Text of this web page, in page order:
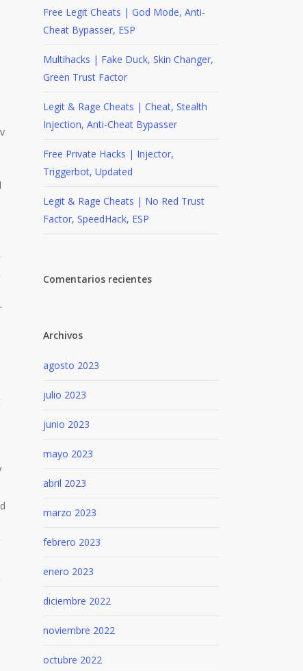
Free Legit Cheats | God Mode, Anti-
Cheat Bypasser, ESP
Multihacks | Fake Duck, Skin Changer,
Green Trust Factor
Legit & Rage Cheats | Cheat, Stealth
Injection, Anti-Cheat Bypasser
Free Private Hacks | Injector,
Triggerbot, Updated
Legit & Rage Cheats | No Red Trust
Factor, SpeedHack, ESP
Comentarios recientes
Archivos
agosto 2023
julio 2023
junio 2023
mayo 2023
abril 2023
marzo 2023
febrero 2023
enero 2023
diciembre 2022
noviembre 2022
octubre 2022